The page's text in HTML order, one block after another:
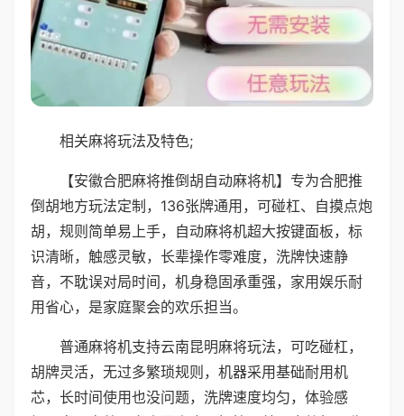
相关麻将玩法及特色;
【安徽合肥麻将推倒胡自动麻将机】专为合肥推
倒胡地方玩法定制，136张牌通用，可碰杠、自摸点炮
胡，规则简单易上手，自动麻将机超大按键面板，标
识清晰，触感灵敏，长辈操作零难度，洗牌快速静
音，不耽误对局时间，机身稳固承重强，家用娱乐耐
用省心，是家庭聚会的欢乐担当。
普通麻将机支持云南昆明麻将玩法，可吃碰杠，
胡牌灵活，无过多繁琐规则，机器采用基础耐用机
芯，长时间使用也没问题，洗牌速度均匀，体验感